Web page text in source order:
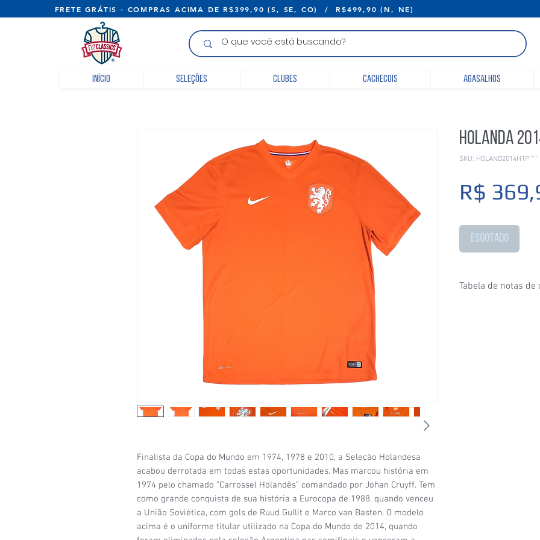
FRETE GRÁTIS - COMPRAS ACIMA DE R$399,90 (S, SE, CO) / R$499,90 (N,
Início Seleções Clubes Cachecois Agasalhos
Finalista da Copa do Mundo em 1974, 1978 e 2010, a Seleção Holandesa
acabou derrotada em todas estas oportunidades. Mas marcou história em
1974 pelo chamado "Carrossel Holandês" comandado por Johan Cruyff. Tem
como grande conquista de sua história a Eurocopa de 1988, quando venceu
a União Soviética, com gols de Ruud Gullit e Marco van Basten. O modelo
acima é o uniforme titular utilizado na Copa do Mundo de 2014, quando
Holanda
SKU: HOLAND2014H1P'''''''
R$
Esgotado
Tabela de notas de